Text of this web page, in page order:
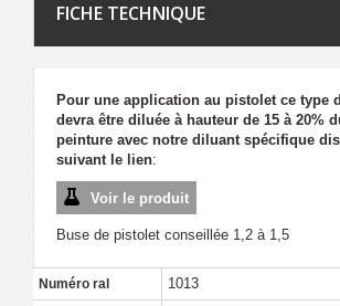
FICHE TECHNIQUE
Pour une application au pistolet ce type
devra être diluée à hauteur de 15 à 20%
peinture avec notre diluant spécifique
suivant le lien:
Voir le produit
Buse de pistolet conseillée 1,2 à 1,5
Numéro ral 1013